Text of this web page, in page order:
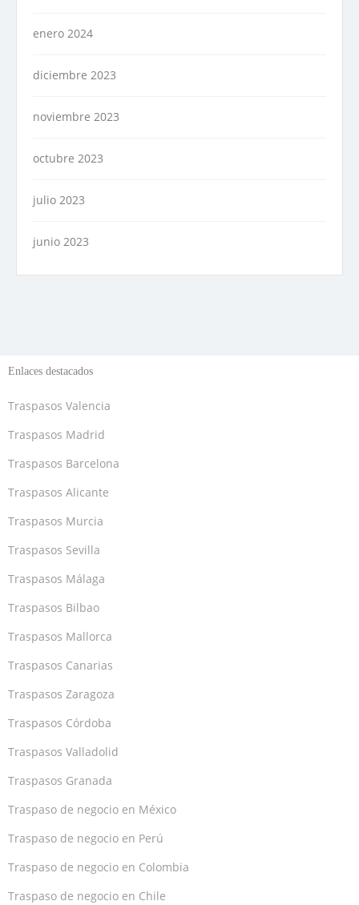
enero 2024
diciembre 2023
noviembre 2023
octubre 2023
julio 2023
junio 2023
Enlaces destacados
Traspasos Valencia
Traspasos Madrid
Traspasos Barcelona
Traspasos Alicante
Traspasos Murcia
Traspasos Sevilla
Traspasos Málaga
Traspasos Bilbao
Traspasos Mallorca
Traspasos Canarias
Traspasos Zaragoza
Traspasos Córdoba
Traspasos Valladolid
Traspasos Granada
Traspaso de negocio en México
Traspaso de negocio en Perú
Traspaso de negocio en Colombia
Traspaso de negocio en Chile